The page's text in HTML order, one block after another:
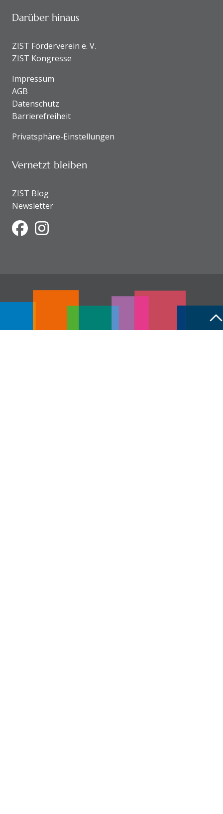
Darüber hinaus
ZIST Förderverein e. V.
ZIST Kongresse
Impressum
AGB
Datenschutz
Barrierefreiheit
Privatsphäre-Einstellungen
Vernetzt bleiben
ZIST Blog
Newsletter
FacebookInstagram